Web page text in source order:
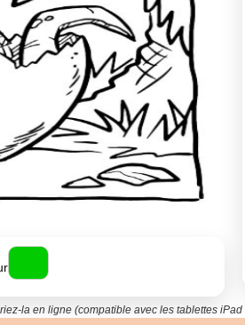
la en ligne (compatible avec les tablettes iPad